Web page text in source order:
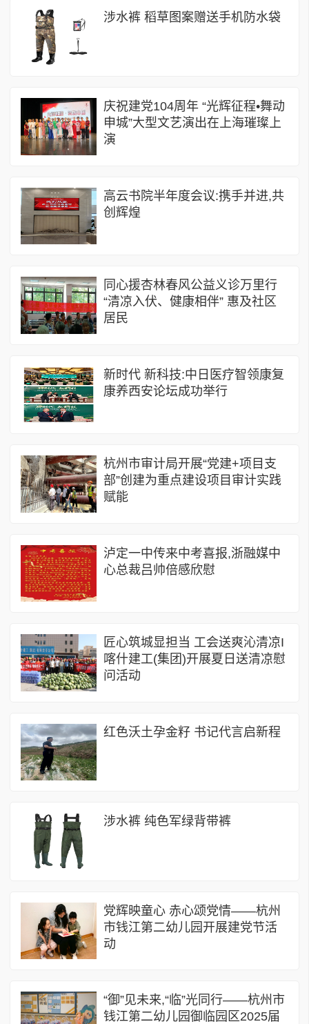
涉水裤 稻草图案赠送手机防水袋
庆祝建党104周年 “光辉征程•舞动
申城”大型文艺演出在上海璀璨上
演
高云书院半年度会议:携手并进,共
创辉煌
同心援杏林春风公益义诊万里行
“清凉入伏、健康相伴” 惠及社区
居民
新时代 新科技:中日医疗智领康复
康养西安论坛成功举行
杭州市审计局开展“党建+项目支
部”创建为重点建设项目审计实践
赋能
泸定一中传来中考喜报,浙融媒中
心总裁吕帅倍感欣慰
匠心筑城显担当 工会送爽沁清凉I
喀什建工(集团)开展夏日送清凉慰
问活动
红色沃土孕金籽 书记代言启新程
涉水裤 纯色军绿背带裤
党辉映童心 赤心颂党情——杭州
市钱江第二幼儿园开展建党节活
动
“御”见未来,“临”光同行——杭州市
钱江第二幼儿园御临园区2025届